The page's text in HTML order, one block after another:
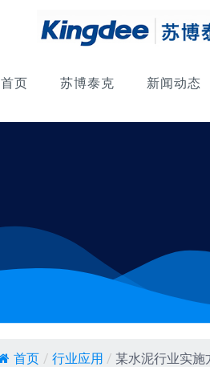
首页 苏博泰克 新闻动态
首页 / 行业应用 / 某水泥行业实施